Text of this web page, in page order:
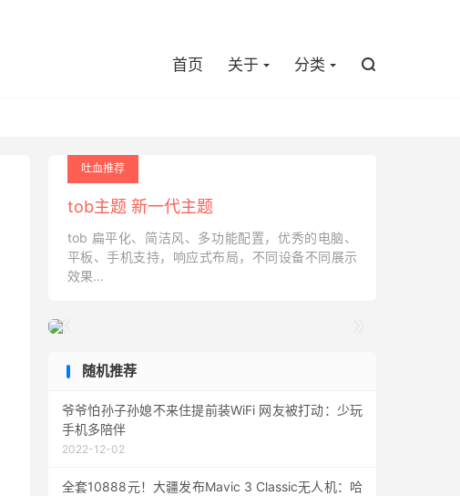
首页 关于 分类 
吐血推荐
tob主题 新一代主题
tob 扁平化、简洁风、多功能配置，优秀的电脑、
平板、手机支持，响应式布局，不同设备不同展示
效果...

随机推荐
爷爷怕孙子孙媳不来住提前装WiFi 网友被打动：少玩
手机多陪伴
2022-12-02
全套10888元！大疆发布Mavic 3 Classic无人机：哈